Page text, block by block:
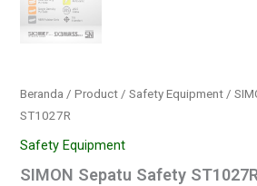
Beranda /Product /Safety Equipment /
ST1027R
Safety Equipment
SIMON Sepatu Safety